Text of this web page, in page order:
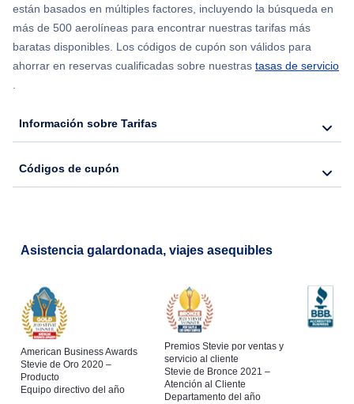
están basados en múltiples factores, incluyendo la búsqueda en
más de 500 aerolíneas para encontrar nuestras tarifas más
baratas disponibles. Los códigos de cupón son válidos para
ahorrar en reservas cualificadas sobre nuestras tasas de servicio
.
Información sobre Tarifas
Códigos de cupón
Asistencia galardonada, viajes asequibles
American Business Awards
Stevie de Oro 2020 –
Producto
Equipo directivo del año
Premios Stevie por ventas y
servicio al cliente
Stevie de Bronce 2021 –
Atención al Cliente
Departamento del año